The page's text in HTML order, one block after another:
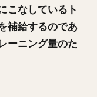
こなしているト
補給するのであ
ーニング量のた